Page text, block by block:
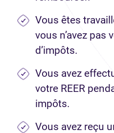
Vous êtes
vous n’avez pas
d’impôts.
Vous avez
votre REER
impôts.
Vous avez reçu